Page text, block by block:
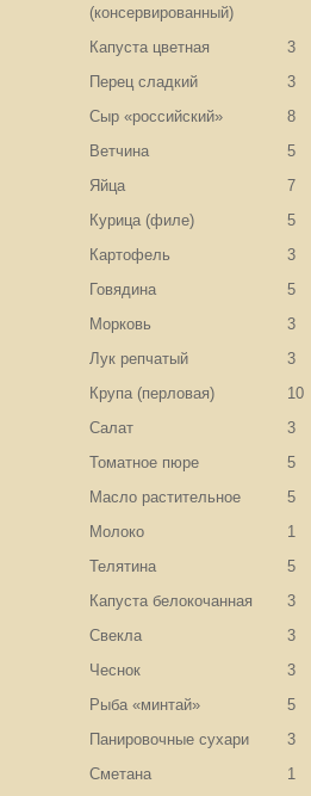
(консервированный)
Капуста цветная 3
Перец сладкий
3
Сыр «российский»
8
Ветчина
5
Яйца
7
Курица (филе)
5
Картофель
3
Говядина
5
Морковь
3
Лук репчатый
3
Крупа (перловая)
10
Салат
3
Томатное пюре
5
Масло растительное
5
Молоко
1
Телятина
5
Капуста белокочанная
3
Свекла
3
Чеснок
3
Рыба «минтай»
5
Панировочные сухари
3
Сметана
1